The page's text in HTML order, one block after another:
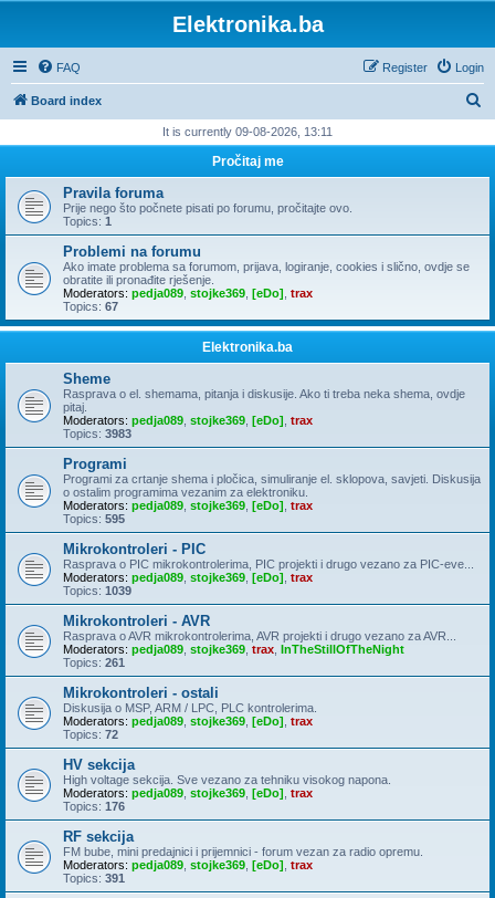
Elektronika.ba
FAQ Login
Register
Board index
r
h
It is currently 09-08-2026, 13:11
Pročitaj me
Pravila foruma
Prije nego što počnete pisati po forumu, pročitajte ovo.
Topics: 1
Problemi na forumu
Ako imate problema sa forumom, prijava, logiranje, cookies i slično, ovdje se
obratite ili pronađite rješenje.
Moderators: pedja089 stojke369 [eDo] trax
Topics: 67
Elektronika.ba
Sheme
Rasprava o el. shemama, pitanja i diskusije. Ako ti treba neka shema, ovdje
pitaj.
Moderators: pedja089 stojke369 [eDo] trax
Topics: 3983
Programi
Programi za crtanje shema i pločica, simuliranje el. sklopova, savjeti. Diskusija
o ostalim programima vezanim za elektroniku.
Moderators: pedja089 stojke369 [eDo] trax
Topics: 595
Mikrokontroleri - PIC
Rasprava o PIC mikrokontrolerima, PIC projekti i drugo vezano za PIC-eve...
Moderators: pedja089 stojke369 [eDo] trax
Topics: 1039
Mikrokontroleri - AVR
Rasprava o AVR mikrokontrolerima, AVR projekti i drugo vezano za AVR...
Moderators: pedja089 stojke369 trax InTheStillOfTheNight
Topics: 261
Mikrokontroleri - ostali
Diskusija o MSP, ARM / LPC, PLC kontrolerima.
Moderators: pedja089 stojke369 [eDo] trax
Topics: 72
HV sekcija
High voltage sekcija. Sve vezano za tehniku visokog napona.
Moderators: pedja089 stojke369 [eDo] trax
Topics: 176
RF sekcija
FM bube, mini predajnici i prijemnici - forum vezan za radio opremu.
Moderators: pedja089 stojke369 [eDo] trax
Topics: 391